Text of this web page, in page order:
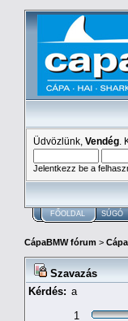
Üdvözlünk, Vendég .
Jelentkezz be a
FŐOLDAL SÚGÓ
CápaBMW fórum >
Szavazás
Kérdés: a
1